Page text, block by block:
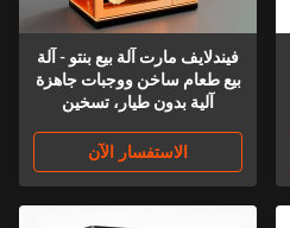
فيندلايف مارت آلة بيع بنتو - آلة
بيع طعام ساخن ووجبات جاهزة
آلية بدون طيار، تسخين
بوصة، دفع عبر QR/بطاقة/نقد،
للمكاتب والمجتمعات
الاستفسار الآن